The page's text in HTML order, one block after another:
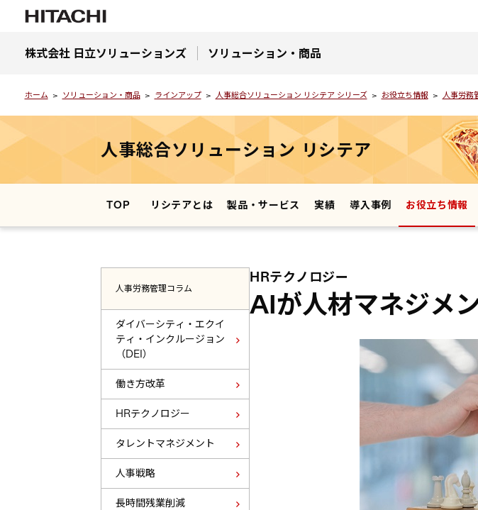
株式会社 日立ソリューションズ ソリューション・商品
ホーム ソリューション・商品 ラインアップ 人事総合ソリューション リシテア シリーズ お役立ち情報 人事労務
人事総合ソリューション リシテア
TOP リシテアとは 製品・サービス 実績 導入事例 お役立ち情報
人事労務管理コラム
ダイバーシティ・エクイ
ティ・インクルージョン
（DEI）
働き方改革
HRテクノロジー
タレントマネジメント
人事戦略
長時間残業削減
HRテクノロジー
AIが人材マネジメ